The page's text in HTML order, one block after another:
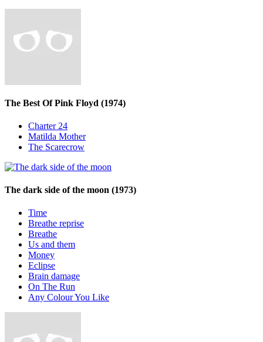
The Best Of Pink Floyd (1974)
Charter 24
Matilda Mother
The Scarecrow
The dark side of the moon (1973)
Time
Breathe reprise
Breathe
Us and them
Money
Eclipse
Brain damage
On The Run
Any Colour You Like